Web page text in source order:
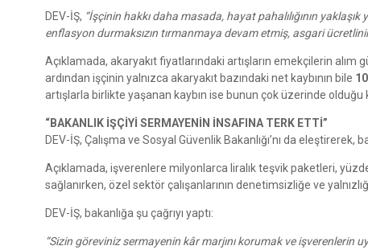
DEV-İŞ, “İşçinin hakkı daha masada, hayat pahalılığının
enflasyon durmaksızın tırmanmaya devam etmiş, asgari
Açıklamada, akaryakıt fiyatlarındaki artışların emekçilerin
ardından işçinin yalnızca akaryakıt bazındaki net kaybının bile
artışlarla birlikte yaşanan kaybın ise bunun çok üzerinde olduğu
“BAKANLIK İŞÇİYİ SERMAYENİN İNSAFINA TERK ETTİ”
DEV-İŞ, Çalışma ve Sosyal Güvenlik Bakanlığı’nı da
Açıklamada, işverenlere milyonlarca liralık teşvik paketleri,
sağlanırken, özel sektör çalışanlarının denetimsizliğe ve
DEV-İŞ, bakanlığa şu çağrıyı yaptı:
“Sizin göreviniz sermayenin kâr marjını korumak ve işverenlerin